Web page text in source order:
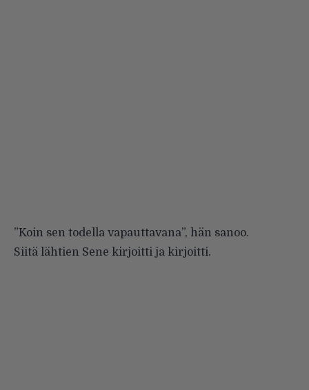
”Koin sen todella vapauttavana”, hän sanoo.
Siitä lähtien Sene kirjoitti ja kirjoitti.